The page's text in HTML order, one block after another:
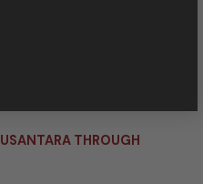
THROUGH